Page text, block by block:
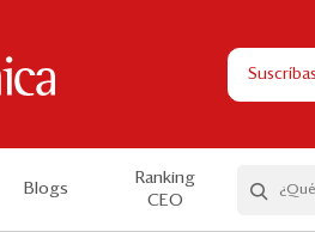
Blogs
Ranking
CEO